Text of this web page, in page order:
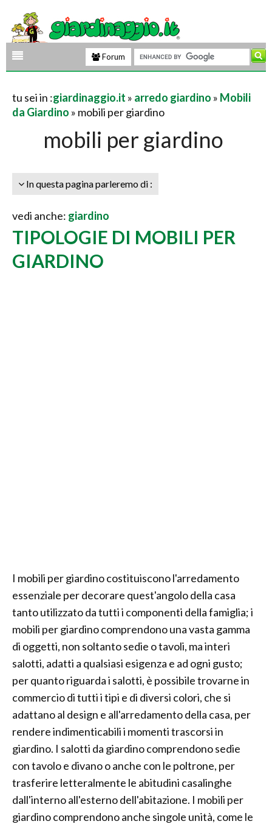
Forum
tu sei in :giardinaggio.it » arredo giardino » Mobili
da Giardino » mobili per giardino
mobili per giardino
In questa pagina parleremo di :
vedi anche: giardino
TIPOLOGIE DI MOBILI PER
GIARDINO
I mobili per giardino costituiscono l'arredamento
essenziale per decorare quest'angolo della casa
tanto utilizzato da tutti i componenti della famiglia; i
mobili per giardino comprendono una vasta gamma
di oggetti, non soltanto sedie o tavoli, ma interi
salotti, adatti a qualsiasi esigenza e ad ogni gusto;
per quanto riguarda i salotti, è possibile trovarne in
commercio di tutti i tipi e di diversi colori, che si
adattano al design e all'arredamento della casa, per
rendere indimenticabili i momenti trascorsi in
giardino. I salotti da giardino comprendono sedie
con tavolo e divano o anche con le poltrone, per
trasferire letteralmente le abitudini casalinghe
dall'interno all'esterno dell'abitazione. I mobili per
giardino comprendono anche singole unità, come le